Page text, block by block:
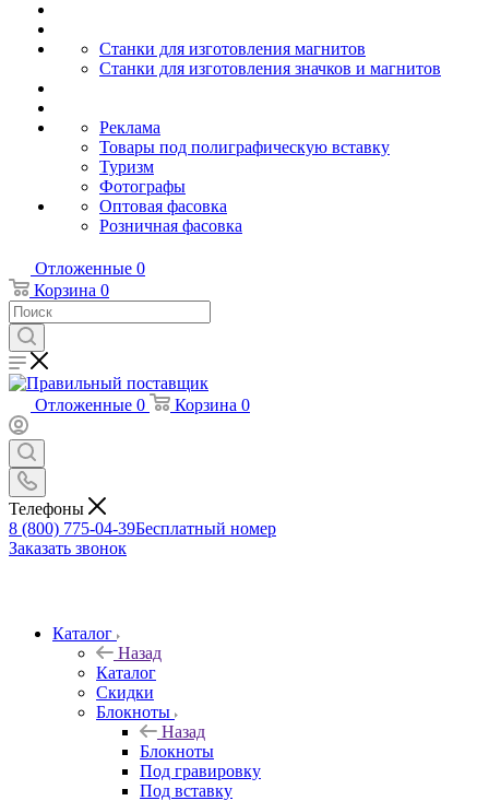
Станки для изготовления магнитов
Станки для изготовления значков и магнитов
Реклама
Товары под полиграфическую вставку
Туризм
Фотографы
Оптовая фасовка
Розничная фасовка
Отложенные 0
Корзина 0
Отложенные 0 Корзина 0
Телефоны
8 (800) 775-04-39Бесплатный номер
Заказать звонок
Каталог
Назад
Каталог
Скидки
Блокноты
Назад
Блокноты
Под гравировку
Под вставку